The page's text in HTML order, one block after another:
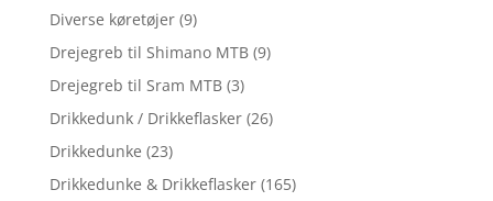
Diverse køretøjer (9)
Drejegreb til Shimano MTB (9)
Drejegreb til Sram MTB (3)
Drikkedunk / Drikkeflasker (26)
Drikkedunke (23)
Drikkedunke & Drikkeflasker (165)